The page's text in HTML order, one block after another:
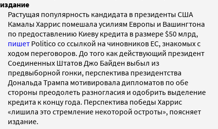
издание
Растущая популярность кандидата в президенты США
Камалы Харрис помешала усилиям Европы и Вашингтона
по предоставлению Киеву кредита в размере $50 млрд,
пишет Politico со ссылкой на чиновников ЕС, знакомых с
ходом переговоров. До того как действующий президент
Соединенных Штатов Джо Байден выбыл из
предвыборной гонки, перспектива президентства
Дональда Трампа мотивировала дипломатов по обе
стороны преодолеть разногласия и одобрить выделение
кредита к концу года. Перспектива победы Харрис
«лишила это стремление некоторой остроты», поясняет
издание.